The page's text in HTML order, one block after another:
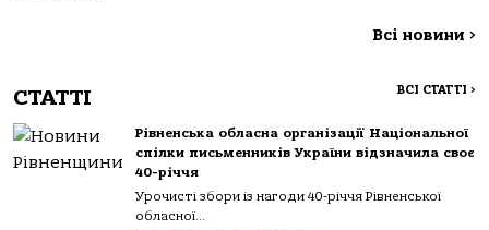
Всі новини >
СТАТТІ ВСІ СТАТТІ >
Рівненська обласна організації Національної
спілки письменників України відзначила своє
40-річчя
Урочисті збори із нагоди 40-річчя Рівненської
обласної...